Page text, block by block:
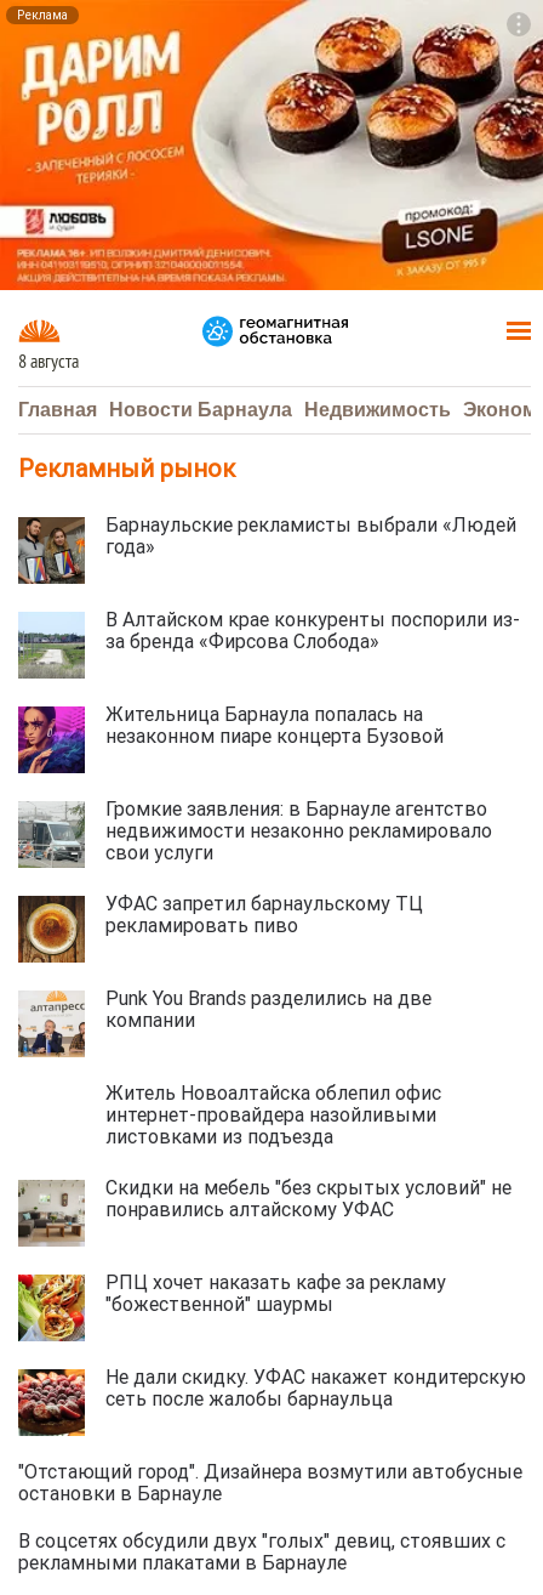
Реклама
8 августа
Главная Новости Барнаула Недвижимость
Рекламный рынок
Барнаульские рекламисты выбрали «Людей
года»
В Алтайском крае конкуренты поспорили из-
за бренда «Фирсова Слобода»
Жительница Барнаула попалась на
незаконном пиаре концерта Бузовой
Громкие заявления: в Барнауле агентство
недвижимости незаконно рекламировало
свои услуги
УФАС запретил барнаульскому ТЦ
рекламировать пиво
Punk You Brands разделились на две
компании
Житель Новоалтайска облепил офис
интернет-провайдера назойливыми
листовками из подъезда
Скидки на мебель "без скрытых условий" не
понравились алтайскому УФАС
РПЦ хочет наказать кафе за рекламу
"божественной" шаурмы
Не дали скидку. УФАС накажет кондитерскую
сеть после жалобы барнаульца
"Отстающий город". Дизайнера возмутили автобусные
остановки в Барнауле
В соцсетях обсудили двух "голых" девиц, стоявших с
рекламными плакатами в Барнауле